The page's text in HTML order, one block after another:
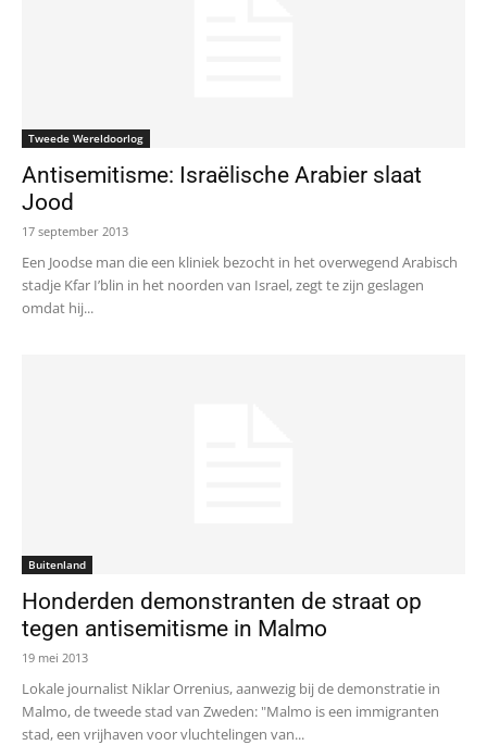
Tweede Wereldoorlog
Antisemitisme: Israëlische Arabier slaat
Jood
17 september 2013
Een Joodse man die een kliniek bezocht in het overwegend Arabisch
stadje Kfar I’blin in het noorden van Israel, zegt te zijn geslagen
omdat hij...
Buitenland
Honderden demonstranten de straat op
tegen antisemitisme in Malmo
19 mei 2013
Lokale journalist Niklar Orrenius, aanwezig bij de demonstratie in
Malmo, de tweede stad van Zweden: "Malmo is een immigranten
stad, een vrijhaven voor vluchtelingen van...